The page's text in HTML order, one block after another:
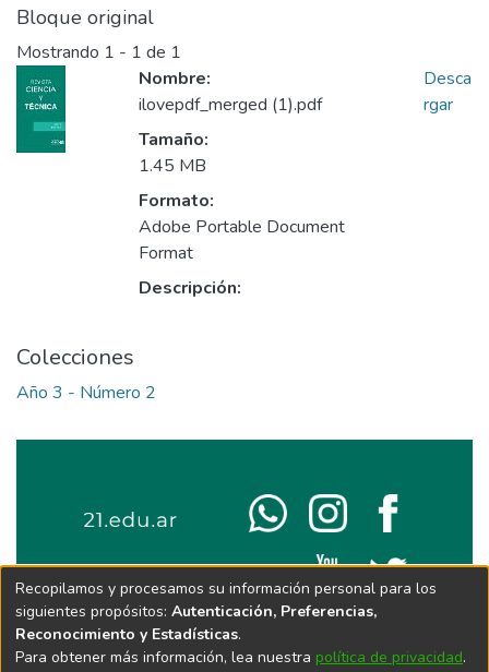
Bloque original
Mostrando 1 - 1 de 1
Nombre:
ilovepdf_merged (1).pdf
Tamaño:
1.45 MB
Formato:
Adobe Portable Document
Format
Descripción:
Desca
rgar
Colecciones
Año 3 - Número 2
Recopilamos y procesamos su información personal para los
siguientes propósitos: Autenticación, Preferencias,
Reconocimiento y Estadísticas.
Para obtener más información, lea nuestra política de privacidad.